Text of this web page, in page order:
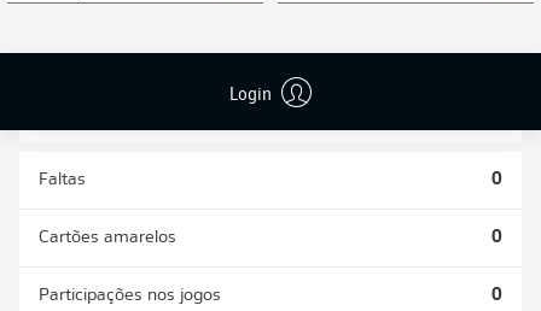
Login
Faltas 0
Cartões amarelos 0
Participações nos jogos 0